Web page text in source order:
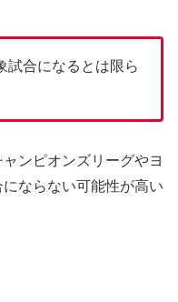
試合になるとは限ら
ンピオンズリーグやヨ
ならない可能性が高い